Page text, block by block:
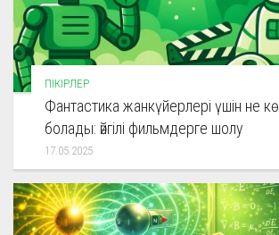
ПІКІРЛЕР
Фантастика жанкүйерлері үшін не
болады: әйгілі фильмдерге шолу
17.05.2025